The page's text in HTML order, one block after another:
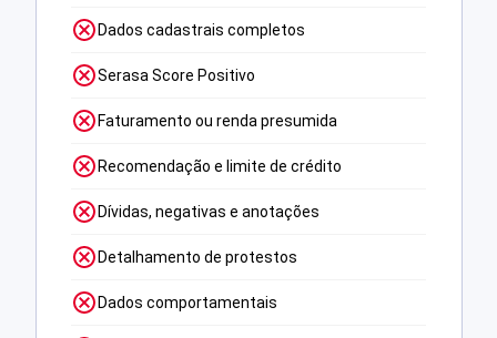
Dados cadastrais completos
Serasa Score Positivo
Faturamento ou renda presumida
Recomendação e limite de crédito
Dívidas, negativas e anotações
Detalhamento de protestos
Dados comportamentais